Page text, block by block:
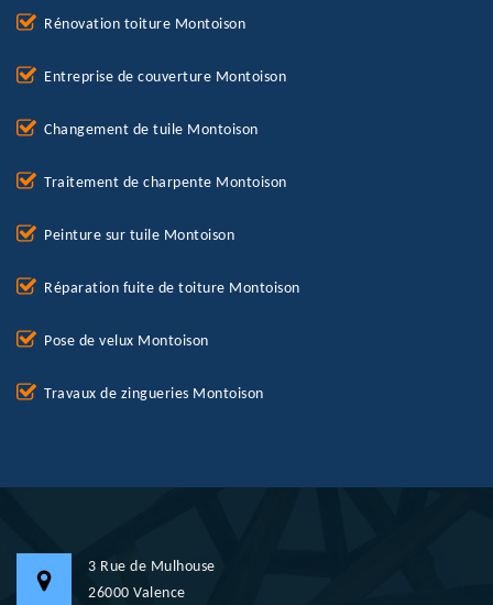
Rénovation toiture Montoison
Entreprise de couverture Montoison
Changement de tuile Montoison
Traitement de charpente Montoison
Peinture sur tuile Montoison
Réparation fuite de toiture Montoison
Pose de velux Montoison
Travaux de zingueries Montoison
3 Rue de Mulhouse
26000 Valence